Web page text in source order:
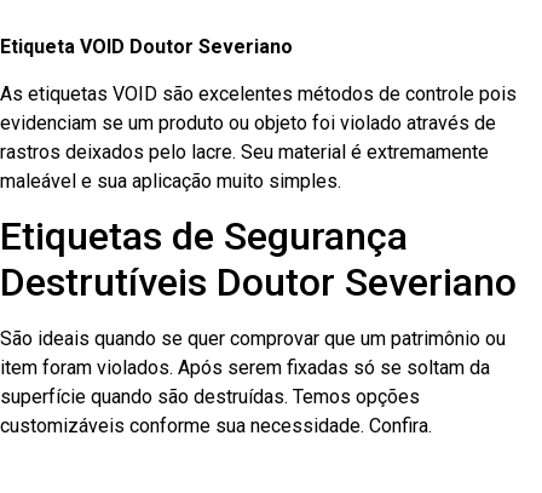
Etiqueta VOID Doutor Severiano
As etiquetas VOID são excelentes métodos de controle pois
evidenciam se um produto ou objeto foi violado através de
rastros deixados pelo lacre. Seu material é extremamente
maleável e sua aplicação muito simples.
Etiquetas de Segurança
Destrutíveis Doutor Severiano
São ideais quando se quer comprovar que um patrimônio ou
item foram violados. Após serem fixadas só se soltam da
superfície quando são destruídas. Temos opções
customizáveis conforme sua necessidade. Confira.